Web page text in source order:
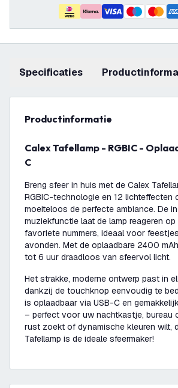
Specificaties
productinformatie
Calex Tafellamp - RGBIC - Oplaadbaar via USB-
C
Breng sfeer in huis met de Calex
RGBIC-technologie en 12 lichteffecten
moeiteloos de perfecte ambiance. De
muziekfunctie laat de lamp reageren
favoriete nummers, ideaal voor
avonden. Met de oplaadbare 2400
tot 6 uur draadloos van sfeervol licht.
Het strakke, moderne ontwerp past in
dankzij de touchknop eenvoudig te
is oplaadbaar via USB-C en
– perfect voor uw nachtkastje, bureau
rust zoekt of dynamische kleuren wilt,
Tafellamp is de ideale sfeermaker!